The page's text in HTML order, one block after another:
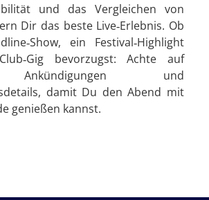
und das Vergleichen von
Dir das beste Live‑Erlebnis. Ob
ein Festival‑Highlight
bevorzugst: Achte auf
und
damit Du den Abend mit
genießen kannst.